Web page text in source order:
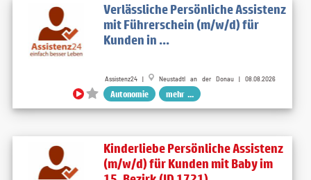
Verlässliche Persönliche Assistenz
mit Führerschein (m/w/d) für
Kunden in ...
Assistenz24 | Neustadtl an der Donau | 08.08.2026
Autonomie mehr ...
Kinderliebe Persönliche Assistenz
(m/w/d) für Kunden mit Baby im